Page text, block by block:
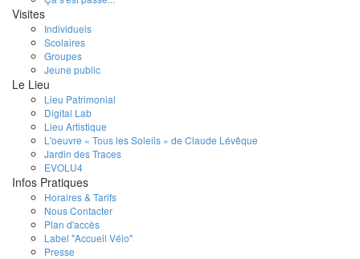
Visites
Individuels
Scolaires
Groupes
Jeune public
Le Lieu
Lieu Patrimonial
Digital Lab
Lieu Artistique
L'oeuvre « Tous les Soleils » de Claude Lévêque
Jardin des Traces
EVOLU4
Infos Pratiques
Horaires & Tarifs
Nous Contacter
Plan d'accès
Label "Accueil Vélo"
Presse